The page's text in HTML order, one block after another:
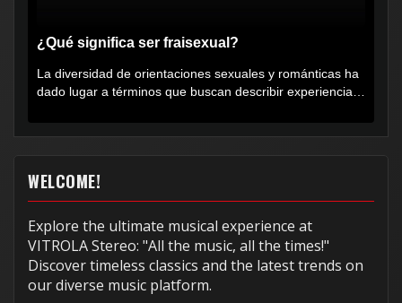
¿Qué significa ser fraisexual?
La diversidad de orientaciones sexuales y románticas ha
dado lugar a términos que buscan describir experiencias
WELCOME!
Explore the ultimate musical experience at
VITROLA Stereo: "All the music, all the times!"
Discover timeless classics and the latest trends on
our diverse music platform.